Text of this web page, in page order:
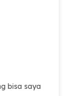
bisa saya